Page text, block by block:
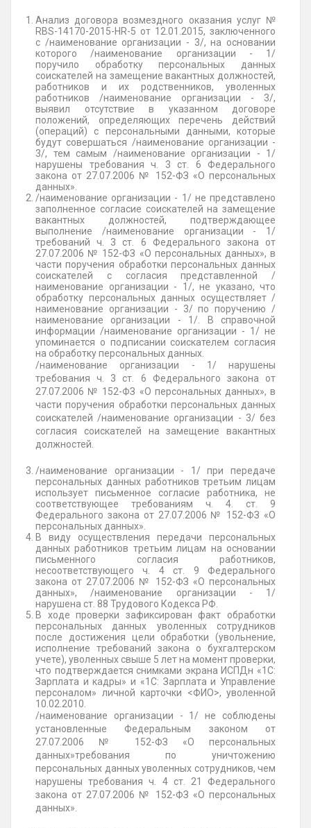
Анализ договора возмездного оказания услуг №
RBS-14170-2015-HR-5 от 12.01.2015, заключенного
с /наименование организации - 3/, на основании
которого /наименование организации - 1/
поручило обработку персональных данных
соискателей на замещение вакантных должностей,
работников и их родственников, уволенных
работников /наименование организации - 3/,
выявил отсутствие в указанном договоре
положений, определяющих перечень действий
(операций) с персональными данными, которые
будут совершаться /наименование организации -
3/, тем самым /наименование организации - 1/
нарушены требования ч. 3 ст. 6 Федерального
закона от 27.07.2006 № 152-ФЗ «О персональных
данных».
/наименование организации - 1/ не представлено
заполненное согласие соискателей на замещение
вакантных должностей, подтверждающее
выполнение /наименование организации - 1/
требований ч. 3 ст. 6 Федерального закона от
27.07.2006 № 152-ФЗ «О персональных данных», в
части поручения обработки персональных данных
соискателей с согласия представленной /
наименование организации - 1/, не указано, что
обработку персональных данных осуществляет /
наименование организации - 3/ по поручению /
наименование организации - 1/. В справочной
информации /наименование организации - 1/ не
упоминается о подписании соискателем согласия
на обработку персональных данных.
/наименование организации - 1/ нарушены
требования ч. 3 ст. 6 Федерального закона от
27.07.2006 № 152-ФЗ «О персональных данных», в
части поручения обработки персональных данных
соискателей /наименование организации - 3/ без
согласия соискателей на замещение вакантных
должностей.
/наименование организации - 1/ при передаче
персональных данных работников третьим лицам
использует письменное согласие работника, не
соответствующее требованиям ч. 4. ст. 9
Федерального закона от 27.07.2006 № 152-ФЗ «О
персональных данных».
В виду осуществления передачи персональных
данных работников третьим лицам на основании
письменного согласия работников,
несоответствующего ч. 4 ст. 9 Федерального
закона от 27.07.2006 № 152-ФЗ «О персональных
данных», /наименование организации - 1/
нарушена ст. 88 Трудового Кодекса РФ.
В ходе проверки зафиксирован факт обработки
персональных данных уволенных сотрудников
после достижения цели обработки (увольнение,
исполнение требований закона о бухгалтерском
учете), уволенных свыше 5 лет на момент проверки,
что подтверждается снимками экрана ИСПДн «1С:
Зарплата и кадры» и «1С: Зарплата и Управление
персоналом» личной карточки <ФИО>, уволенной
10.02.2010.
/наименование организации - 1/ не соблюдены
установленные Федеральным законом от
27.07.2006 № 152-ФЗ «О персональных
данных»требования по уничтожению
персональных данных уволенных сотрудников, чем
нарушены требования ч. 4 ст. 21 Федерального
закона от 27.07.2006 № 152-ФЗ «О персональных
данных».